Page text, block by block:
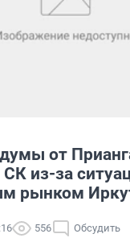
от
из-за
рынком
556 Обсудить